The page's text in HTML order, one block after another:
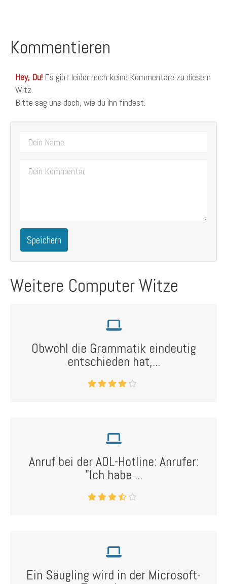
Kommentieren
Hey, Du! Es gibt leider noch keine Kommentare zu diesem
Witz.
Bitte sag uns doch, wie du ihn findest.
Speichern
Weitere Computer Witze
Obwohl die Grammatik eindeutig
entschieden hat,...
Anruf bei der AOL-Hotline: Anrufer:
"Ich habe ...
Ein Säugling wird in der Microsoft-